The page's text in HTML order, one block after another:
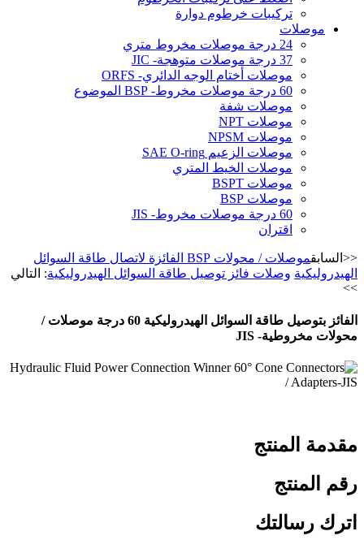
تركيبات خرطوم دوارة
موصلات
24 درجة موصلات مخروط متري
37 درجة موصلات متوهجة- JIC
موصلات أختام الوجه الدائري- ORFS
60 درجة موصلات مخروط- BSP الموضوع
موصلات شفة
موصلات NPT
موصلات NPSM
موصلات الزعيم SAE O-ring
موصلات الخيط المتري
موصلات BSPT
موصلات BSP
60 درجة موصلات مخروط- JIS
اقتران
<<السابق
موصلات / محولات BSP الفائزة لاتصال طاقة السوائل
الهيدروليكية وصلات فائز توصيل طاقة السوائل الهيدروليكية: التالي
>>
الفائز بتوصيل طاقة السوائل الهيدروليكية 60 درجة موصلات /
محولات مخروطية- JIS
مقدمة المنتج
رقم المنتج
اترك رسالتك